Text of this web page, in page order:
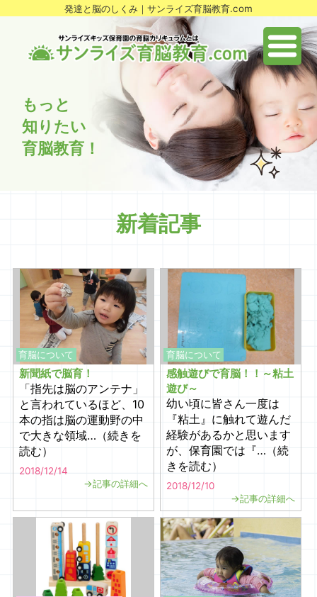
発達と脳のしくみ｜サンライズ育脳教育.com
もっと
知りたい
育脳教育！
新着記事
育脳について
新聞紙で脳育！
「指先は脳のアンテナ」
と言われているほど、10
本の指は脳の運動野の中
で大きな領域…（続きを
読む）
2018/12/14
→記事の詳細へ
育脳について
感触遊びで育脳！！～粘土
遊び～
幼い頃に皆さん一度は
『粘土』に触れて遊んだ
経験があるかと思います
が、保育園では『…（続
きを読む）
2018/12/10
→記事の詳細へ